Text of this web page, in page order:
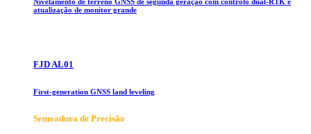
atualização de monitor grande
FJD AL01
First-generation GNSS land leveling
Semeadura de Precisão